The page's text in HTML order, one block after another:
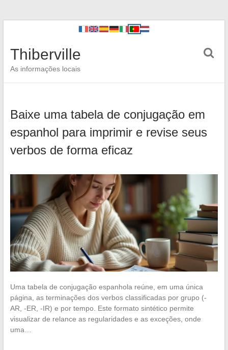
Thiberville
As informações locais
Baixe uma tabela de conjugação em
espanhol para imprimir e revise seus
verbos de forma eficaz
Uma tabela de conjugação espanhola reúne, em uma única
página, as terminações dos verbos classificadas por grupo (-
AR, -ER, -IR) e por tempo. Este formato sintético permite
visualizar de relance as regularidades e as exceções, onde
uma…